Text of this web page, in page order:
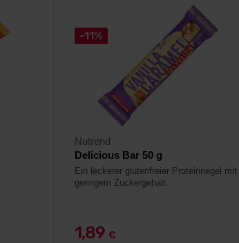
-11%
Nutrend
Delicious Bar 50 g
Ein leckerer glutenfreier Proteinriegel mit
geringem Zuckergehalt.
1,89 €